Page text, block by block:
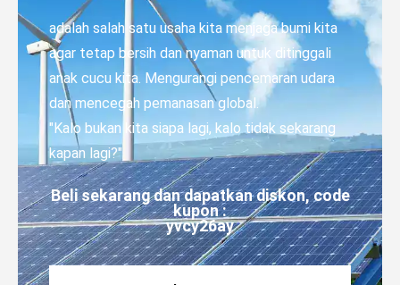
adalah salah satu usaha kita menjaga bumi kita
agar tetap bersih dan nyaman untuk ditinggali
anak cucu kita. Mengurangi pencemaran udara
dan mencegah pemanasan global.
"Kalo bukan kita siapa lagi, kalo tidak sekarang
kapan lagi?"
Beli sekarang dan dapatkan diskon, code
kupon :
yvcy26ay